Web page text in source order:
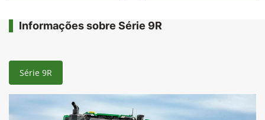
Informações sobre Série 9R
Série 9R